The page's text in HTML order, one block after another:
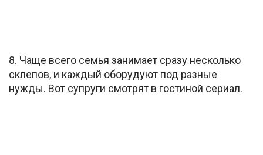
8. Чаще всего семья занимает сразу несколько
склепов, и каждый оборудуют под разные
нужды. Вот супруги смотрят в гостиной сериал.